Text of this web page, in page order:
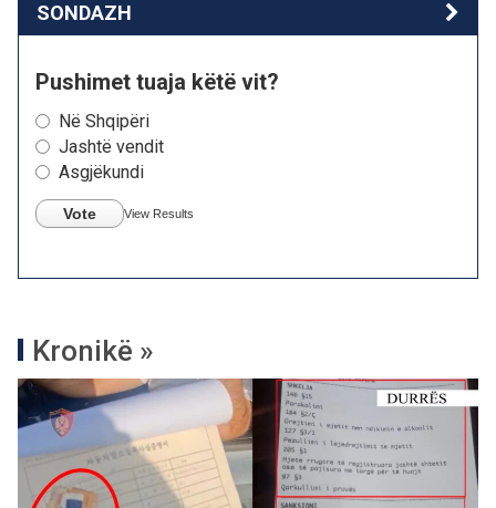
SONDAZH
Pushimet tuaja këtë vit?
Në Shqipëri
Jashtë vendit
Asgjëkundi
Vote View Results
Kronikë »